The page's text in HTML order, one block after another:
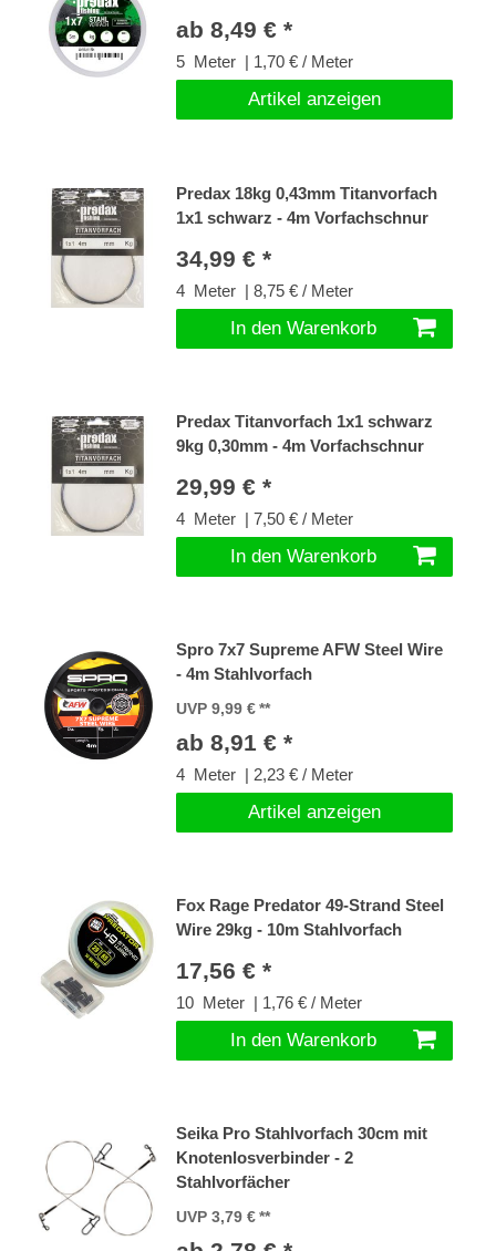
ab 8,49 € *
5 Meter | 1,70 € / Meter
Artikel anzeigen
Predax 18kg 0,43mm Titanvorfach
1x1 schwarz - 4m Vorfachschnur
34,99 € *
4 Meter | 8,75 € / Meter
In den Warenkorb
Predax Titanvorfach 1x1 schwarz
9kg 0,30mm - 4m Vorfachschnur
29,99 € *
4 Meter | 7,50 € / Meter
In den Warenkorb
Spro 7x7 Supreme AFW Steel Wire
- 4m Stahlvorfach
UVP 9,99 €
ab 8,91 € *
4 Meter | 2,23 € / Meter
Artikel anzeigen
Fox Rage Predator 49-Strand Steel
Wire 29kg - 10m Stahlvorfach
17,56 € *
10 Meter | 1,76 € / Meter
In den Warenkorb
Seika Pro Stahlvorfach 30cm mit
Knotenlosverbinder - 2
Stahlvorfächer
UVP 3,79 €